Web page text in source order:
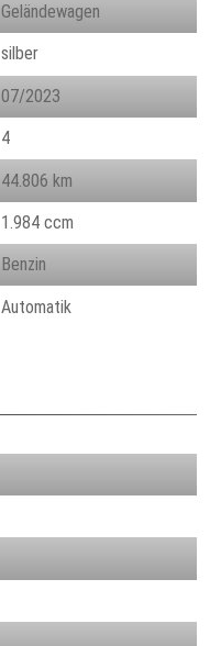
Geländewagen
silber
07/2023
4
44.806 km
1.984 ccm
Benzin
Automatik